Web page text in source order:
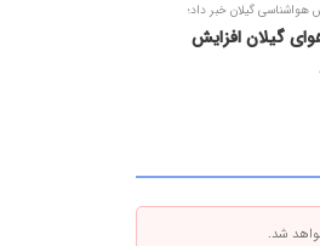
هواشناسی گیلان خبر داد؛
گیلان افزایش
شد.